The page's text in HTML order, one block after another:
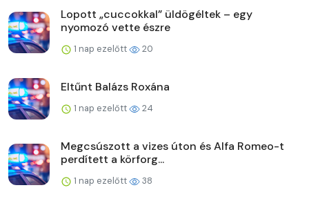
Lopott „cuccokkal” üldögéltek – egy
nyomozó vette észre
1 nap ezelőtt 20
Eltűnt Balázs Roxána
1 nap ezelőtt 24
Megcsúszott a vizes úton és Alfa Romeo-t
perdített a körforg...
1 nap ezelőtt 38